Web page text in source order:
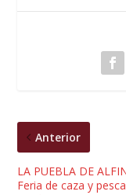
Anterior
LA PUEBLA DE
Feria de caza y